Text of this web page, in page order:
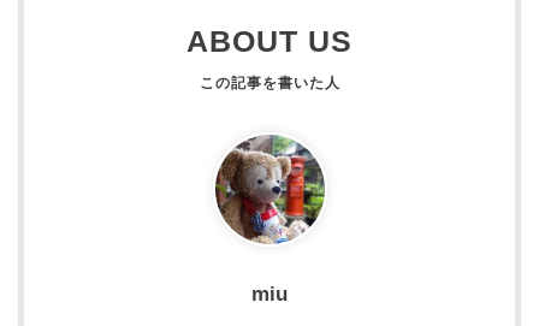
ABOUT US
miu